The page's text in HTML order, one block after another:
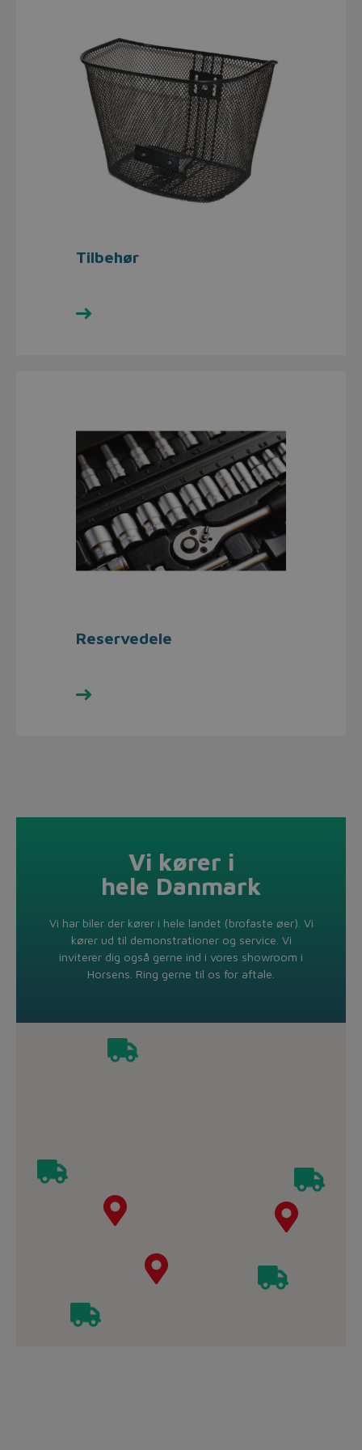
Tilbehør
Se udvalget her
Reservedele
Se udvalget her
Vi kører i
hele Danmark
Vi har biler der kører i hele landet (brofaste øer). Vi
kører ud til demonstrationer og service. Vi
inviterer dig også gerne ind i vores showroom i
Horsens. Ring gerne til os for aftale.